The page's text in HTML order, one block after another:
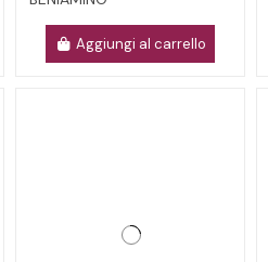
Aggiungi al carrello